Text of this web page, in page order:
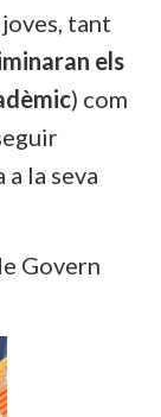
tant
els
) com
la seva
Govern